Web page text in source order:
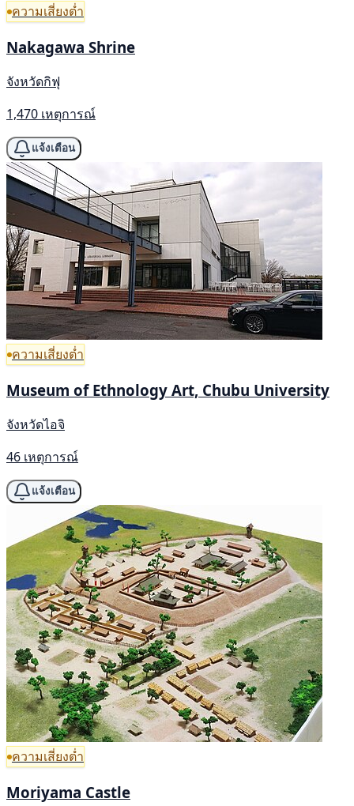
ความเสี่ยงต่ำ
Nakagawa Shrine
จังหวัดกิฟุ
1,470 เหตุการณ์
แจ้งเตือน
ความเสี่ยงต่ำ
Museum of Ethnology Art, Chubu University
จังหวัดไอจิ
46 เหตุการณ์
แจ้งเตือน
ความเสี่ยงต่ำ
Moriyama Castle